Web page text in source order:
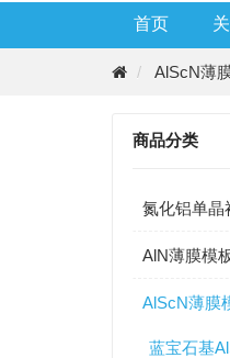
首页
AlScN薄
商品分类
氮化铝单晶
AlN薄膜模
AlScN薄膜
蓝宝石基